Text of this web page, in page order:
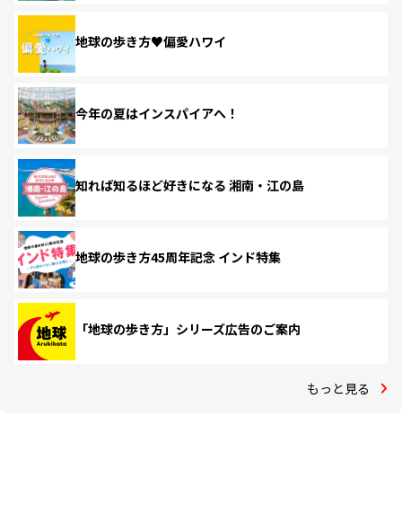
地球の歩き方♥偏愛ハワイ
今年の夏はインスパイアへ！
知れば知るほど好きになる 湘南・江の島
地球の歩き方45周年記念 インド特集
「地球の歩き方」シリーズ広告のご案内
もっと見る